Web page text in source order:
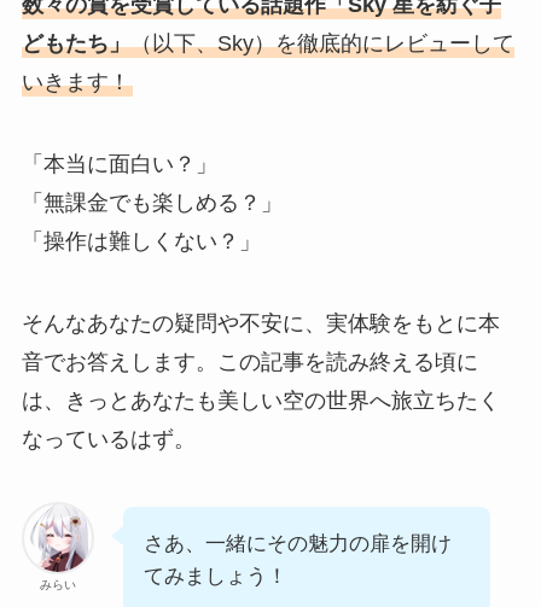
数々の賞を受賞している話題作「Sky 星を紡ぐ子
どもたち」（以下、Sky）を徹底的にレビューして
いきます！
「本当に面白い？」
「無課金でも楽しめる？」
「操作は難しくない？」
そんなあなたの疑問や不安に、実体験をもとに本
音でお答えします。この記事を読み終える頃に
は、きっとあなたも美しい空の世界へ旅立ちたく
なっているはず。
みらい
さあ、一緒にその魅力の扉を開け
てみましょう！